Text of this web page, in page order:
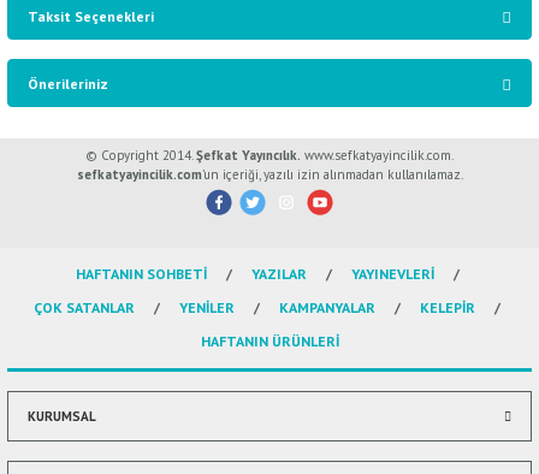
Taksit Seçenekleri
Önerileriniz
Bu ürünün fiyat bilgisi, resim, ürün açıklamalarında ve diğer konularda
yetersiz gördüğünüz noktaları öneri formunu kullanarak tarafımıza
Görüş ve önerileriniz için teşekkür ederiz.
Ürün resmi kalitesiz, bozuk veya görüntülenemiyor.
Ürün açıklamasında eksik bilgiler bulunuyor.
Ürün bilgilerinde hatalar bulunuyor.
Bu ürüne benzer farklı alternatifler olmalı.
© Copyright 2014.Şefkat Yayıncılık. www.sefkatyayincilik.com.
sefkatyayincilik.com’un içeriği, yazılı izin alınmadan kullanılamaz.
HAFTANIN SOHBETİ YAZILAR
YAYINEVLERİ
ÇOK SATANLAR
YENİLER KAMPANYALAR
KELEPİR
HAFTANIN ÜRÜNLERİ
KURUMSAL